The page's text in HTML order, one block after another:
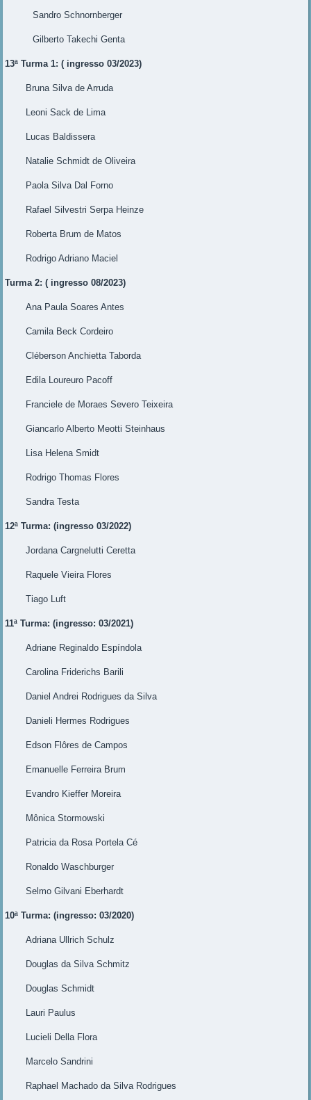
Sandro Schnornberger
Gilberto Takechi Genta
13ª Turma 1: ( ingresso 03/2023)
Bruna Silva de Arruda
Leoni Sack de Lima
Lucas Baldissera
Natalie Schmidt de Oliveira
Paola Silva Dal Forno
Rafael Silvestri Serpa Heinze
Roberta Brum de Matos
Rodrigo Adriano Maciel
Turma 2: ( ingresso 08/2023)
Ana Paula Soares Antes
Camila Beck Cordeiro
Cléberson Anchietta Taborda
Edila Loureuro Pacoff
Franciele de Moraes Severo Teixeira
Giancarlo Alberto Meotti Steinhaus
Lisa Helena Smidt
Rodrigo Thomas Flores
Sandra Testa
12ª Turma: (ingresso 03/2022)
Jordana Cargnelutti Ceretta
Raquele Vieira Flores
Tiago Luft
11ª Turma: (ingresso: 03/2021)
Adriane Reginaldo Espíndola
Carolina Friderichs Barili
Daniel Andrei Rodrigues da Silva
Danieli Hermes Rodrigues
Edson Flôres de Campos
Emanuelle Ferreira Brum
Evandro Kieffer Moreira
Mônica Stormowski
Patricia da Rosa Portela Cé
Ronaldo Waschburger
Selmo Gilvani Eberhardt
10ª Turma: (ingresso: 03/2020)
Adriana Ullrich Schulz
Douglas da Silva Schmitz
Douglas Schmidt
Lauri Paulus
Lucieli Della Flora
Marcelo Sandrini
Raphael Machado da Silva Rodrigues